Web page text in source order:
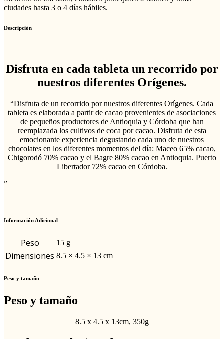
ciudades hasta 3 o 4 días hábiles.
Descripción
Disfruta en cada tableta un recorrido por
nuestros diferentes Orígenes.
“Disfruta de un recorrido por nuestros diferentes Orígenes. Cada
tableta es elaborada a partir de cacao provenientes de asociaciones
de pequeños productores de Antioquia y Córdoba que han
reemplazada los cultivos de coca por cacao. Disfruta de esta
emocionante experiencia degustando cada uno de nuestros
chocolates en los diferentes momentos del día: Maceo 65% cacao,
Chigorodó 70% cacao y el Bagre 80% cacao en Antioquia. Puerto
Libertador 72% cacao en Córdoba.
”
Información Adicional
Peso 15 g
Dimensiones 8.5 × 4.5 × 13 cm
Peso y tamaño
Peso y tamaño
8.5 x 4.5 x 13cm, 350g